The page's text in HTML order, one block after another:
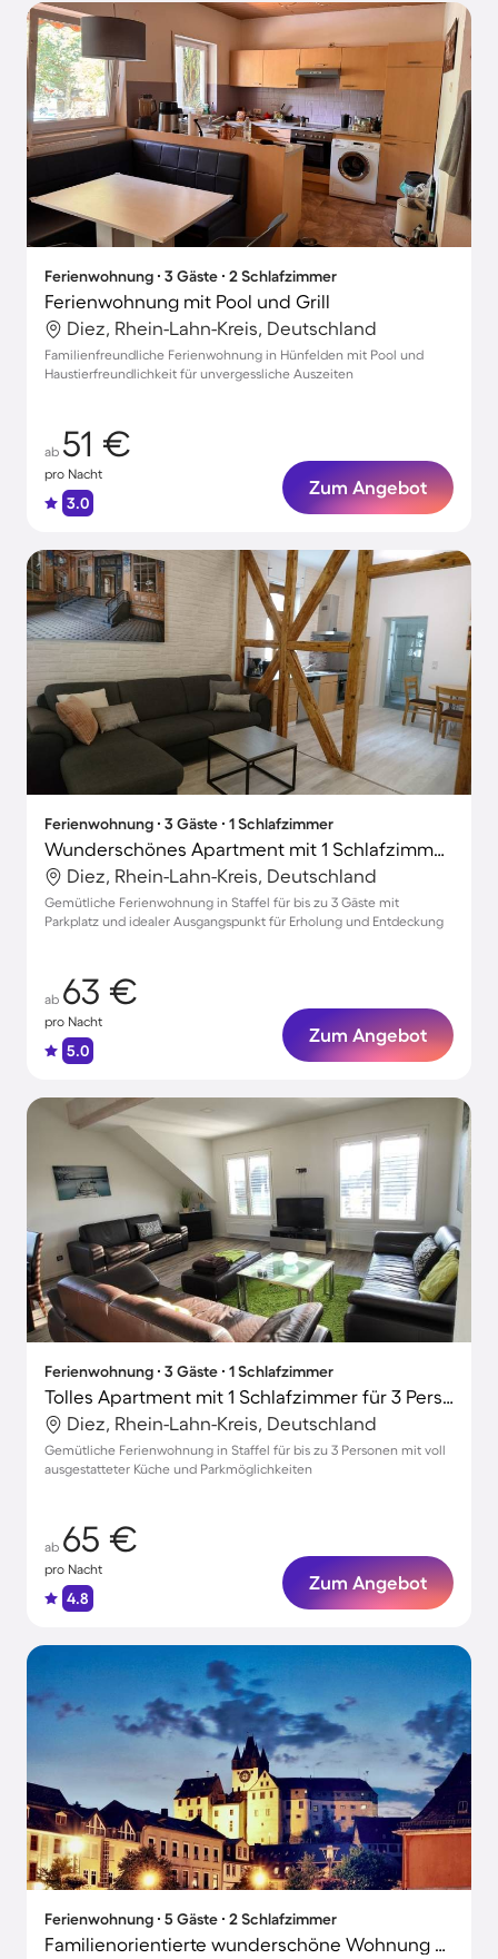
Ferienwohnung ∙ 3 Gäste ∙ 2 Schlafzimmer
Ferienwohnung mit Pool und Grill
Diez, Rhein-Lahn-Kreis, Deutschland
Familienfreundliche Ferienwohnung in Hünfelden mit Pool und
Haustierfreundlichkeit für unvergessliche Auszeiten
ab 51 €
pro Nacht
3.0
Zum Angebot
Ferienwohnung ∙ 3 Gäste ∙ 1 Schlafzimmer
Wunderschönes Apartment mit 1 Schlafzimmer für 3 Personen
Diez, Rhein-Lahn-Kreis, Deutschland
Gemütliche Ferienwohnung in Staffel für bis zu 3 Gäste mit
Parkplatz und idealer Ausgangspunkt für Erholung und Entdeckung
ab 63 €
pro Nacht
5.0
Zum Angebot
Ferienwohnung ∙ 3 Gäste ∙ 1 Schlafzimmer
Tolles Apartment mit 1 Schlafzimmer für 3 Personen
Diez, Rhein-Lahn-Kreis, Deutschland
Gemütliche Ferienwohnung in Staffel für bis zu 3 Personen mit voll
ausgestatteter Küche und Parkmöglichkeiten
ab 65 €
pro Nacht
4.8
Zum Angebot
Ferienwohnung ∙ 5 Gäste ∙ 2 Schlafzimmer
Familienorientierte wunderschöne Wohnung mit Terrasse und Garten | Stadtblick